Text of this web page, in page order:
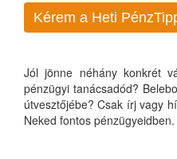
Kérem a Heti
Jól jönne néhány konkrét
pénzügyi tanácsadód?
útvesztőjébe? Csak írj vagy
Neked fontos